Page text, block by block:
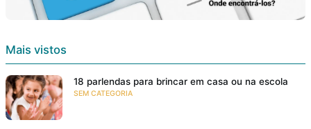
Mais vistos
18 parlendas para brincar em casa ou na escola
SEM CATEGORIA